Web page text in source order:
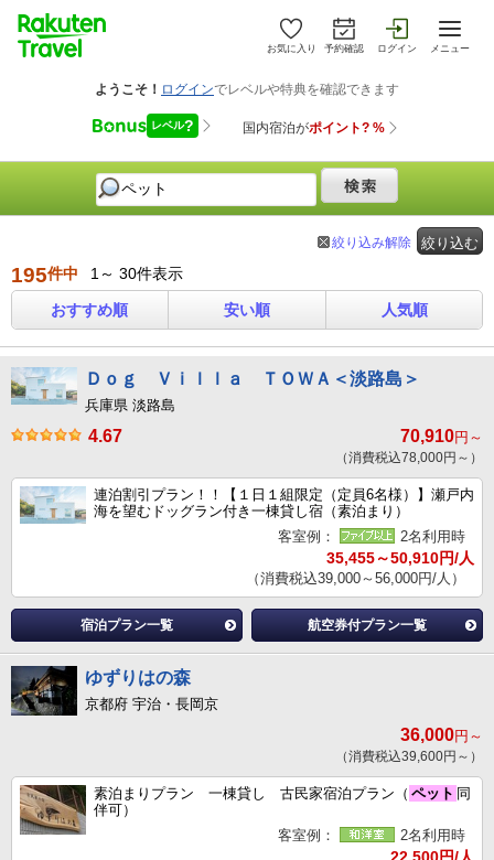
お気に入り 予約確認 ログイン メニュー
絞り込む
絞り込み解除
195件中 1～ 30件表示
おすすめ順 安い順 人気順
Ｄｏｇ Ｖｉｌｌａ ＴＯＷＡ＜淡路島＞
兵庫県 淡路島
4.67 70,910円～
（消費税込78,000円～）
連泊割引プラン！！【１日１組限定（定員6名様）】瀬戸内
海を望むドッグラン付き一棟貸し宿（素泊まり）
客室例：
2名利用時
35,455～50,910円/人
（消費税込39,000～56,000円/人）
宿泊プラン一覧 航空券付プラン一覧
ゆずりはの森
京都府 宇治・長岡京
36,000円～
（消費税込39,600円～）
素泊まりプラン 一棟貸し 古民家宿泊プラン（ ペット 同
伴可）
客室例：
2名利用時